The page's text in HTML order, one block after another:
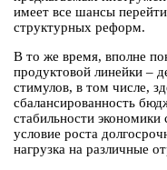
имеет все шансы
структурных реформ.
В то же время, вполне
продуктовой линейки –
стимулов, в том числе,
сбалансированность
стабильности
условие роста
нагрузка на различные